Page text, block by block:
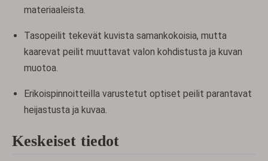
materiaaleista.
Tasopeilit tekevät kuvista samankokoisia, mutta
kaarevat peilit muuttavat valon kohdistusta ja kuvan
muotoa.
Erikoispinnoitteilla varustetut optiset peilit parantavat
heijastusta ja kuvaa.
Keskeiset tiedot